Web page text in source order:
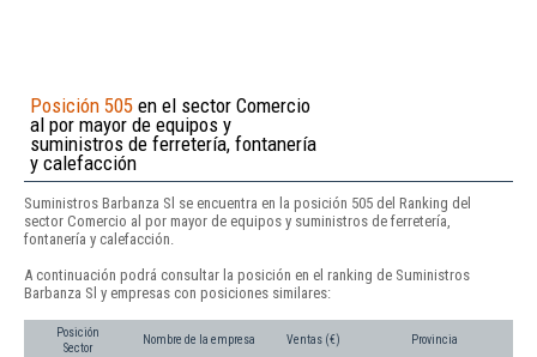
Posición 505 en el sector Comercio
al por mayor de equipos y
suministros de ferretería, fontanería
y calefacción
Suministros Barbanza Sl se encuentra en la posición 505 del Ranking del
sector Comercio al por mayor de equipos y suministros de ferretería,
fontanería y calefacción.
A continuación podrá consultar la posición en el ranking de Suministros
Barbanza Sl y empresas con posiciones similares:
Posición
Sector
Nombre de la empresa Ventas (€) Provincia